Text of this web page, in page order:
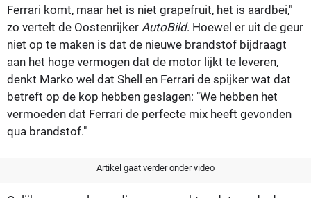
Ferrari komt, maar het is niet grapefruit, het is aardbei,"
zo vertelt de Oostenrijker AutoBild. Hoewel er uit de geur
niet op te maken is dat de nieuwe brandstof bijdraagt
aan het hoge vermogen dat de motor lijkt te leveren,
denkt Marko wel dat Shell en Ferrari de spijker wat dat
betreft op de kop hebben geslagen: "We hebben het
vermoeden dat Ferrari de perfecte mix heeft gevonden
qua brandstof."
Artikel gaat verder onder video